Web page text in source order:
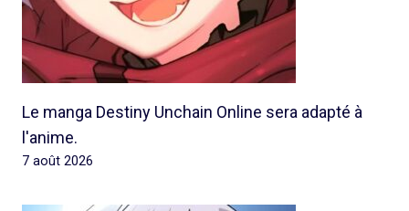
Le manga Destiny Unchain Online sera adapté à
l'anime.
7 août 2026